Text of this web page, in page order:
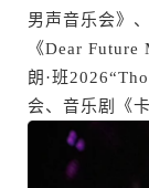
男声音乐会》
《Dear
朗·班
会、音乐剧《